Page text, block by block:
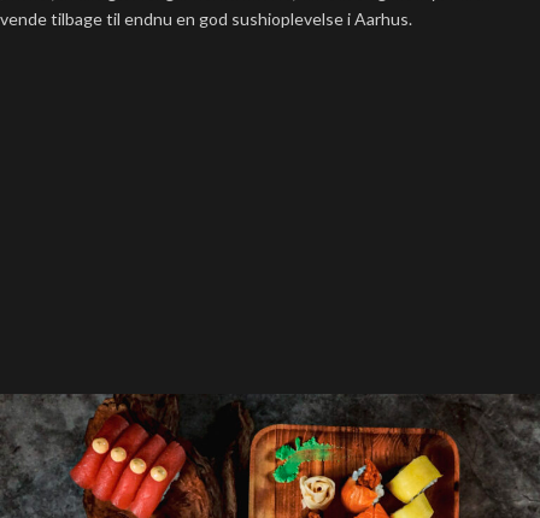
vende tilbage til endnu en god sushioplevelse i Aarhus.